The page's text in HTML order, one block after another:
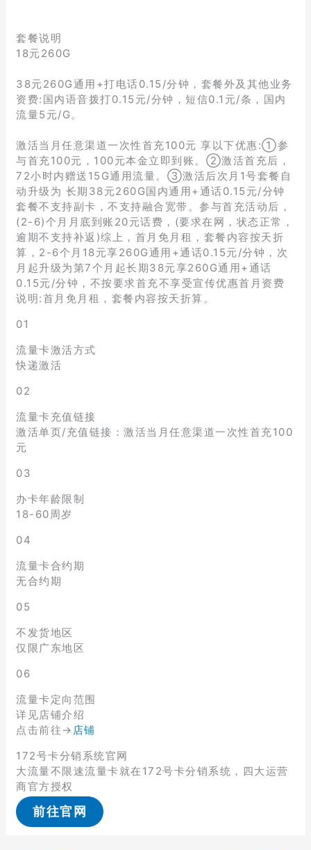
套餐说明
18元260G
38元260G通用+打电话0.15/分钟，套餐外及其他业务
资费:国内语音拨打0.15元/分钟，短信0.1元/条，国内
流量5元/G。
激活当月任意渠道一次性首充100元 享以下优惠:①参
与首充100元，100元本金立即到账。②激活首充后，
72小时内赠送15G通用流量。③激活后次月1号套餐自
动升级为 长期38元260G国内通用+通话0.15元/分钟
套餐不支持副卡，不支持融合宽带。参与首充活动后，
(2-6)个月月底到账20元话费，(要求在网，状态正常，
逾期不支持补返)综上，首月免月租，套餐内容按天折
算，2-6个月18元享260G通用+通话0.15元/分钟，次
月起升级为第7个月起长期38元享260G通用+通话
0.15元/分钟，不按要求首充不享受宣传优惠首月资费
说明:首月免月租，套餐内容按天折算。
01
流量卡激活方式
快递激活
02
流量卡充值链接
激活单页/充值链接：激活当月任意渠道一次性首充100
元
03
办卡年龄限制
18-60周岁
04
流量卡合约期
无合约期
05
不发货地区
仅限广东地区
06
流量卡定向范围
详见店铺介绍
点击前往→ 店铺
172号卡分销系统官网
大流量不限速流量卡就在172号卡分销系统，四大运营
商官方授权
前往官网